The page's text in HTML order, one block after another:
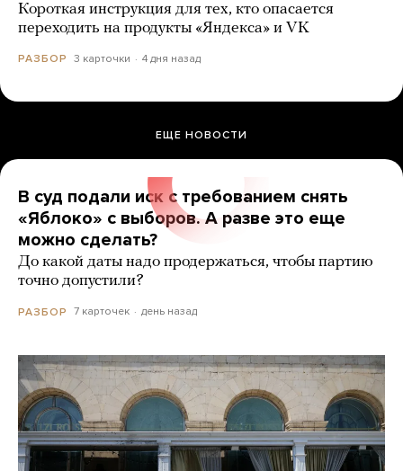
Короткая инструкция для тех, кто опасается
переходить на продукты «Яндекса» и VK
РАЗБОР 3 карточки 4 дня назад
ЕЩЕ НОВОСТИ
В суд подали иск с требованием снять
«Яблоко» с выборов. А разве это еще
можно сделать?
До какой даты надо продержаться, чтобы партию
точно допустили?
РАЗБОР 7 карточек день назад